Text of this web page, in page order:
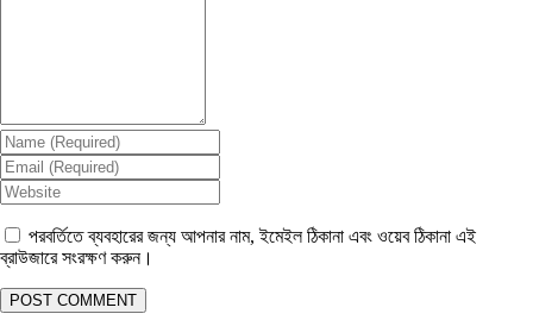
পরবর্তিতে ব্যবহারের জন্য আপনার নাম, ইমেইল ঠিকানা এবং ওয়েব ঠিকানা এই
ব্রাউজারে সংরক্ষণ করুন।